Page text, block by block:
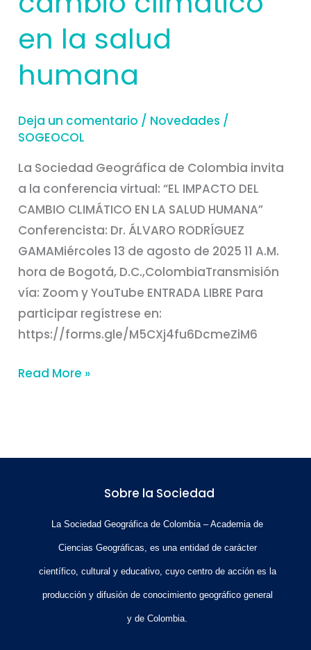
en la salud
humana
Deja un comentario / Novedades /
SOGEOCOL
La Sociedad Geográfica de Colombia invita
a la conferencia virtual: “EL IMPACTO DEL
CAMBIO CLIMÁTICO EN LA SALUD HUMANA”
Conferencista: Dr. ÁLVARO RODRÍGUEZ
GAMAMiércoles 13 de agosto de 2025 11 A.M.
hora de Bogotá, D.C.,ColombiaTransmisión
vía: Zoom y YouTube ENTRADA LIBRE Para
participar regístrese en:
https://forms.gle/M5CXj4fu6DcmeZiM6
Read More »
Sobre la Sociedad
La Sociedad Geográfica de Colombia – Academia de
Ciencias Geográficas, es una entidad de carácter
científico, cultural y educativo, cuyo centro de acción es la
producción y difusión de conocimiento geográfico general
y de Colombia.